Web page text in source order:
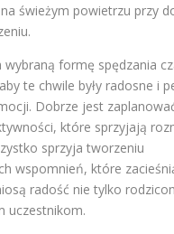
świeżym powietrzu przy
wybraną formę spędzania
te chwile były radosne i
Dobrze jest
które sprzyjają
sprzyja tworzeniu
wspomnień, które
radość nie tylko
uczestnikom.